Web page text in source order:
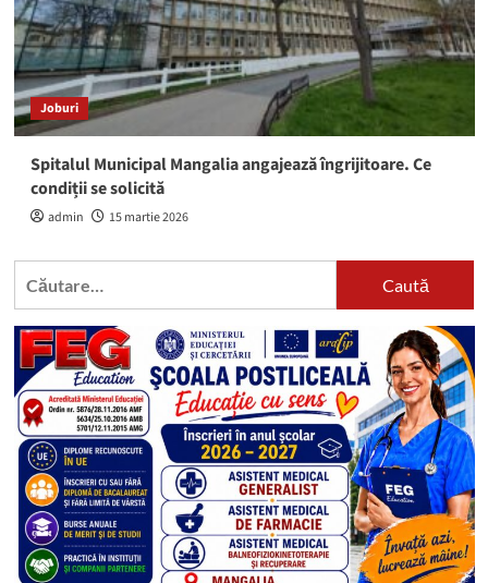
Joburi
Spitalul Municipal Mangalia angajează îngrijitoare. Ce
condiții se solicită
admin 15 martie 2026
Caută